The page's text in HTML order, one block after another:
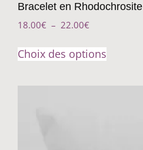
Bracelet en Rhodochrosite
18.00€ – 22.00€
Choix des options